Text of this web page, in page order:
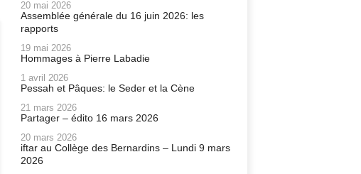
20 mai 2026
Assemblée générale du 16 juin 2026: les
rapports
19 mai 2026
Hommages à Pierre Labadie
1 avril 2026
Pessah et Pâques: le Seder et la Cène
21 mars 2026
Partager – édito 16 mars 2026
20 mars 2026
iftar au Collège des Bernardins – Lundi 9 mars
2026